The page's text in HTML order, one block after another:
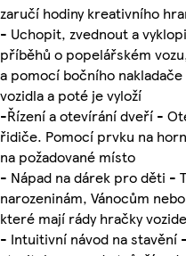
zaručí hodiny kreativního
- Uchopit, zvednout a
příběhů o popelářském
a pomocí bočního
vozidla a poté je vyloží
-Řízení a otevírání dveří -
řidiče. Pomocí prvku na
na požadované místo
- Nápad na dárek pro děti -
narozeninám, Vánocům
které mají rády hračky
- Intuitivní návod na stavění